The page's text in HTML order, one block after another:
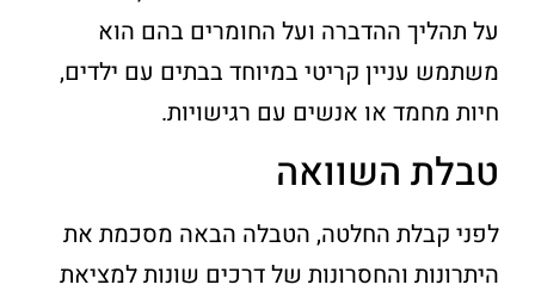
על תהליך ההדברה ועל החומרים בהם הוא
משתמש עניין קריטי במיוחד בבתים עם ילדים,
חיות מחמד או אנשים עם רגישויות.
טבלת השוואה
לפני קבלת החלטה, הטבלה הבאה מסכמת את
היתרונות והחסרונות של דרכים שונות למציאת